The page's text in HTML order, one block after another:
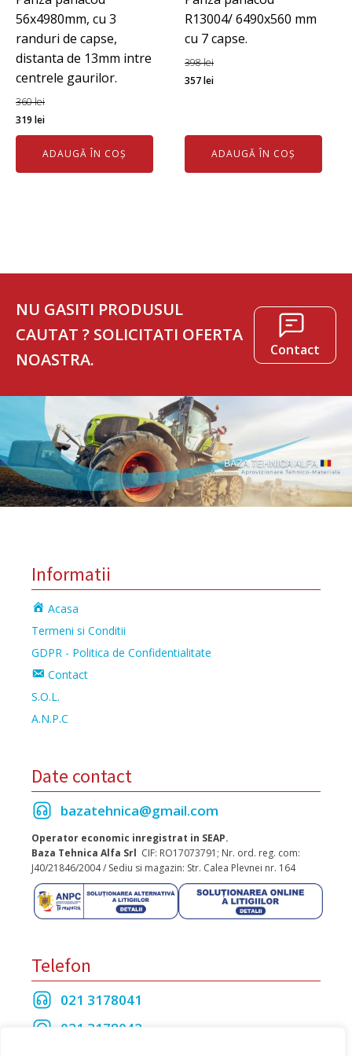
56x4980mm, cu 3
randuri de capse,
distanta de 13mm intre
centrele gaurilor.
360lei
Prețul
inițial
fost:
319 leiPrețul
curent
este:
319 lei.
ADAUGĂ ÎN COȘ
R13004/ 6490x560 mm
cu 7 capse.
398lei
Prețul
fost:
398 lei.
357leiPrețul
357 lei.
ADAUGĂ ÎN COȘ
NU GASITI PRODUSUL
CAUTAT ? SOLICITATI OFERTA
NOASTRA.
Contact
Informatii
Acasa
Termeni si Conditii
GDPR - Politica de Confidentialitate
Contact
S.O.L.
A.N.P.C
Date contact
bazatehnica@gmail.com
Operator economic inregistrat in SEAP.
Baza Tehnica Alfa Srl CIF: RO17073791; Nr. ord. reg. com:
J40/21846/2004 / Sediu si magazin: Str. Calea Plevnei nr. 164
Telefon
021 3178041
021 3178042